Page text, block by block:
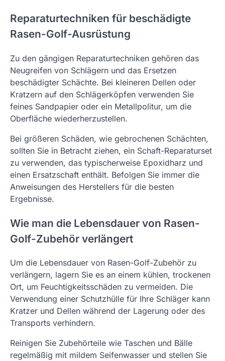
Reparaturtechniken für beschädigte
Rasen-Golf-Ausrüstung
Zu den gängigen Reparaturtechniken gehören das
Neugreifen von Schlägern und das Ersetzen
beschädigter Schächte. Bei kleineren Dellen oder
Kratzern auf den Schlägerköpfen verwenden Sie
feines Sandpapier oder ein Metallpolitur, um die
Oberfläche wiederherzustellen.
Bei größeren Schäden, wie gebrochenen Schächten,
sollten Sie in Betracht ziehen, ein Schaft-Reparaturset
zu verwenden, das typischerweise Epoxidharz und
einen Ersatzschaft enthält. Befolgen Sie immer die
Anweisungen des Herstellers für die besten
Ergebnisse.
Wie man die Lebensdauer von Rasen-
Golf-Zubehör verlängert
Um die Lebensdauer von Rasen-Golf-Zubehör zu
verlängern, lagern Sie es an einem kühlen, trockenen
Ort, um Feuchtigkeitsschäden zu vermeiden. Die
Verwendung einer Schutzhülle für Ihre Schläger kann
Kratzer und Dellen während der Lagerung oder des
Transports verhindern.
Reinigen Sie Zubehörteile wie Taschen und Bälle
regelmäßig mit mildem Seifenwasser und stellen Sie